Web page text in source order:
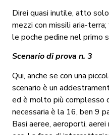
Direi quasi inutile, atto
mezzi con missili aria-
le poche pedine nel primo
Scenario di prova n. 3
Qui, anche se con una
scenario è un
ed è molto più complesso
necessaria è la 16, ben 9
Basi aeree, aeroporti,